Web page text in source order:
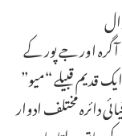
آگرہ اور جے پور کے
قدیم قبیلے “میو”
دائرہ مختلف ادوار